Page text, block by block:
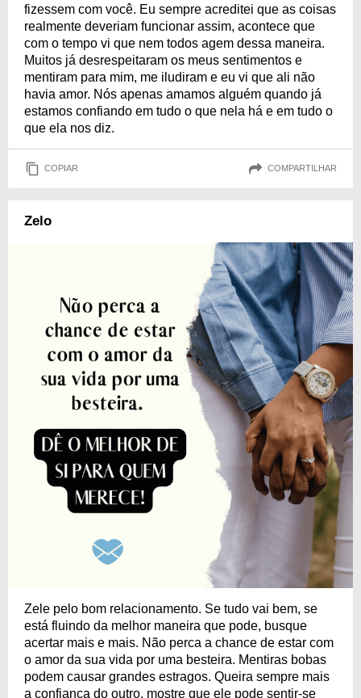
fizessem com você. Eu sempre acreditei que as coisas
realmente deveriam funcionar assim, acontece que
com o tempo vi que nem todos agem dessa maneira.
Muitos já desrespeitaram os meus sentimentos e
mentiram para mim, me iludiram e eu vi que ali não
havia amor. Nós apenas amamos alguém quando já
estamos confiando em tudo o que nela há e em tudo o
que ela nos diz.
COPIAR COMPARTILHAR
Zelo
Zele pelo bom relacionamento. Se tudo vai bem, se
está fluindo da melhor maneira que pode, busque
acertar mais e mais. Não perca a chance de estar com
o amor da sua vida por uma besteira. Mentiras bobas
podem causar grandes estragos. Queira sempre mais
a confiança do outro, mostre que ele pode sentir-se